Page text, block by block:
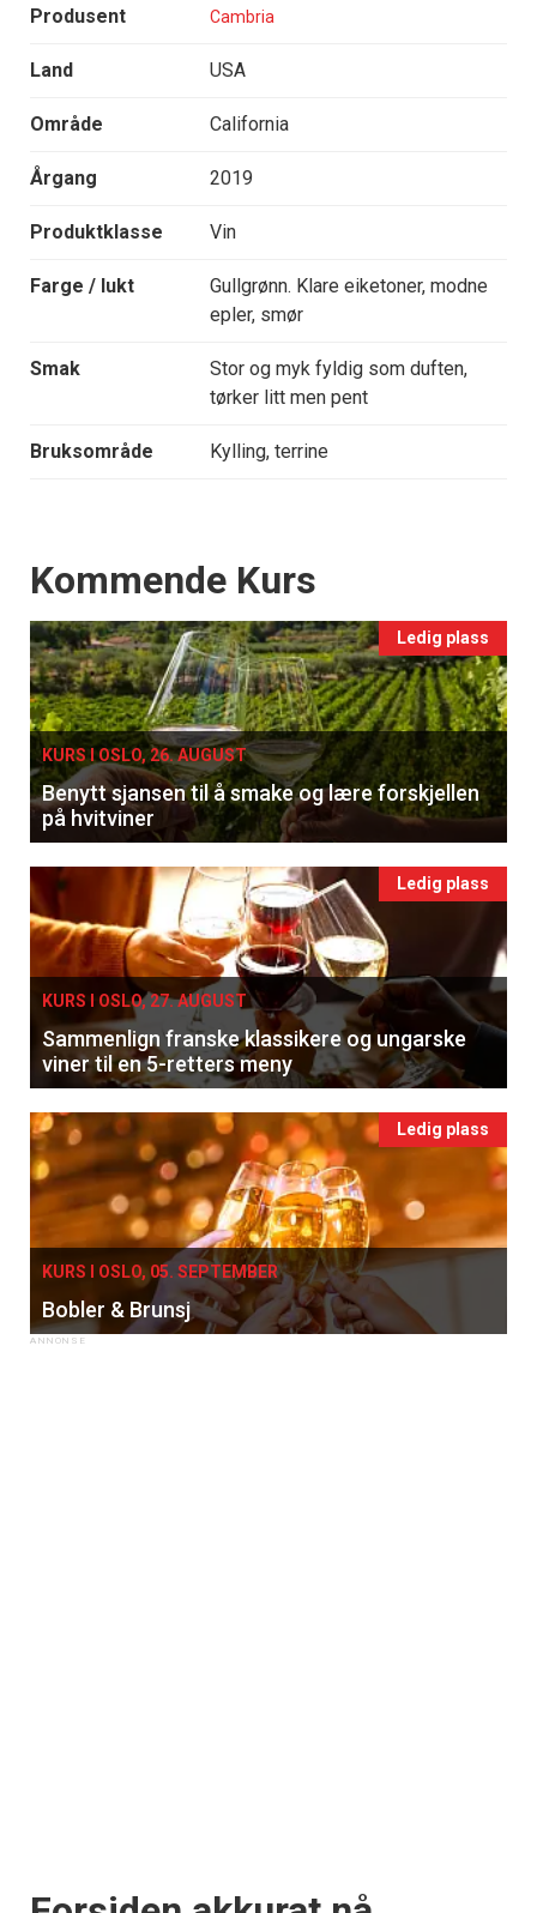
Produsent Cambria
Land USA
Område California
Årgang 2019
Produktklasse Vin
Farge / lukt
Gullgrønn. Klare eiketoner, modne
epler, smør
Smak
Stor og myk fyldig som duften,
tørker litt men pent
Bruksområde Kylling, terrine
Events
Kommende Kurs
Ledig plass
KURS I OSLO, 26. AUGUST
Benytt sjansen til å smake og lære forskjellen
på hvitviner
Ledig plass
KURS I OSLO, 27. AUGUST
Sammenlign franske klassikere og ungarske
viner til en 5-retters meny
Ledig plass
KURS I OSLO, 05. SEPTEMBER
Bobler & Brunsj